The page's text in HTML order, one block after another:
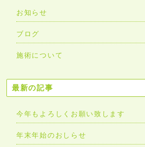
お知らせ
ブログ
施術について
最新の記事
今年もよろしくお願い致します
年末年始のおしらせ